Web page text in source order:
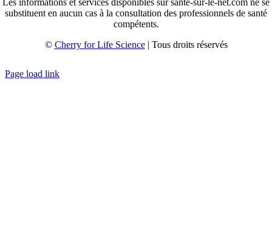
substituent en aucun cas à la consultation des professionnels de santé
compétents.
© Cherry for Life Science| Tous droits réservés
Page load link